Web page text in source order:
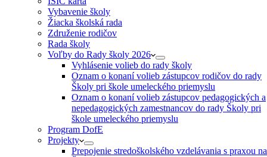
Vybavenie školy
Žiacka školská rada
Združenie rodičov
Rada školy
Voľby do Rady školy 2026
Vyhlásenie volieb do rady školy
Oznam o konaní volieb zástupcov rodičov do rady
Školy pri škole umeleckého priemyslu
Oznam o konaní volieb zástupcov pedagogických a
nepedagogických zamestnancov do rady Školy pri
škole umeleckého priemyslu
Program DofE
Projekty
Prepojenie stredoškolského vzdelávania s praxou na